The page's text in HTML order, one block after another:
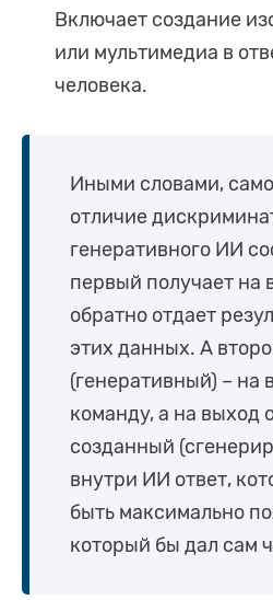
Включает создание
или мультимедиа в
человека.
Иными словами,
отличие
генеративного ИИ
первый получает на
обратно отдает
этих данных. А
(генеративный) – на
команду, а на выход
созданный
внутри ИИ ответ,
быть максимально
который бы дал сам